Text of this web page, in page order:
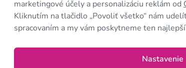
marketingové účely a personalizáciu reklám od
Kliknutím na tlačidlo „Povoliť všetko“ nám
spracovaním a my vám poskytneme ten
Nastavenie